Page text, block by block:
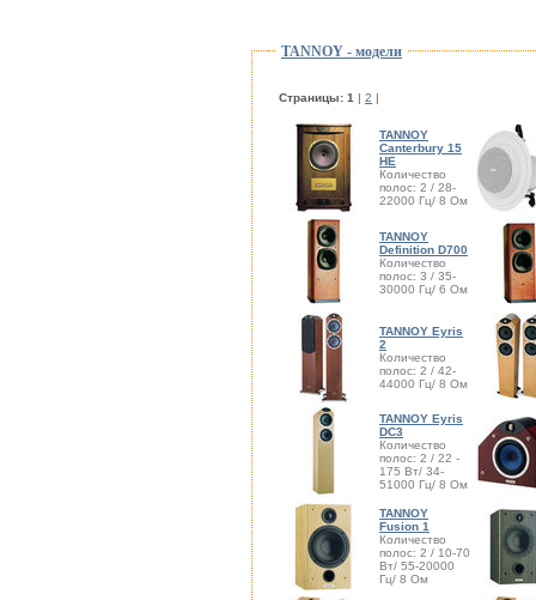
TANNOY - модели
Cтраницы: 1 2
TANNOY
Canterbury 15
HE
Количество
полос: 2 / 28-
22000 Гц/ 8 Ом
TANNOY
Definition D700
Количество
полос: 3 / 35-
30000 Гц/ 6 Ом
TANNOY Eyris
2
Количество
полос: 2 / 42-
44000 Гц/ 8 Ом
TANNOY Eyris
DC3
Количество
полос: 2 / 22 -
175 Вт/ 34-
51000 Гц/ 8 Ом
TANNOY
Fusion 1
Количество
полос: 2 / 10-70
Вт/ 55-20000
Гц/ 8 Ом